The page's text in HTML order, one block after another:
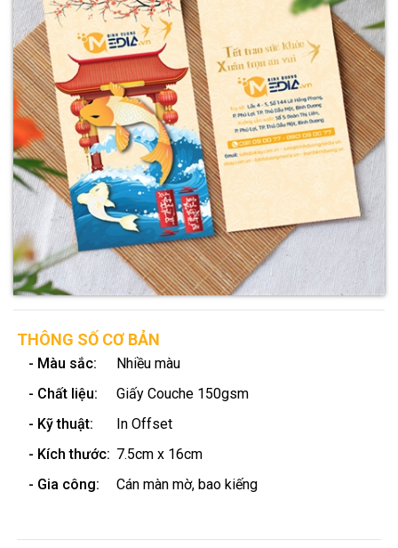
THÔNG SỐ CƠ BẢN
- Màu sắc:
Nhiều màu
- Chất liệu:
Giấy Couche 150gsm
- Kỹ thuật:
In Offset
- Kích thước: 7.5cm x 16cm
- Gia công:
Cán màn mờ, bao kiếng